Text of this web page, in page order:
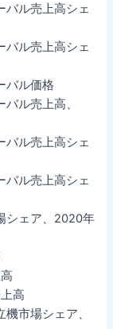
バル売上高シェ
バル売上高シェ
バル価格
ル売上高、
バル売上高シェ
バル売上高シェ
シェア、2020年
高
市場シェア、